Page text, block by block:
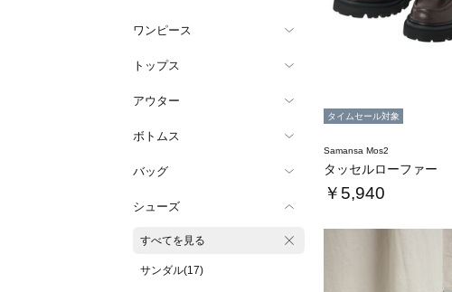
ワンピース
トップス
アウター
ボトムス
バッグ
シューズ
すべてを見る
サンダル(17)
タイムセール対象
Samansa Mos2
タッセルローファー
￥5,940